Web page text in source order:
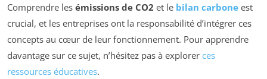
Comprendre les émissions de CO2 et le bilan carbone est
crucial, et les entreprises ont la responsabilité d’intégrer ces
concepts au cœur de leur fonctionnement. Pour apprendre
davantage sur ce sujet, n’hésitez pas à explorer ces
ressources éducatives.